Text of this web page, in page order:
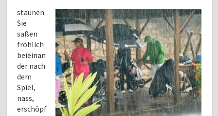
staunen.
Sie
saßen
fröhlich
beieinan
der nach
dem
Spiel,
nass,
erschöpf